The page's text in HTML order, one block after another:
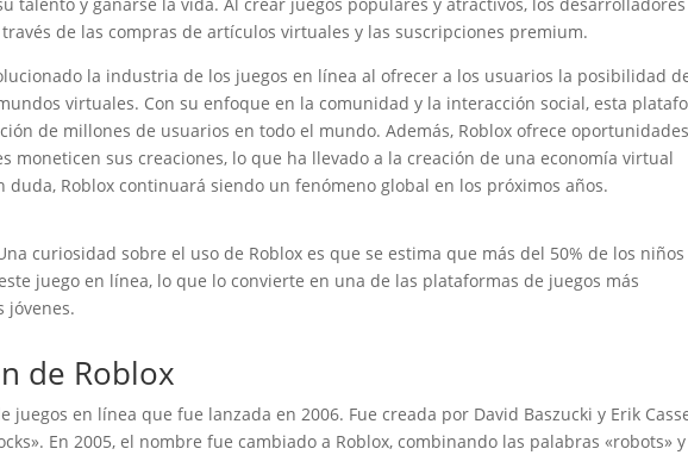
de las compras de artículos virtuales y las suscripciones premium.
la industria de los juegos en línea al ofrecer a los usuarios la posibilidad
virtuales. Con su enfoque en la comunidad y la interacción social, esta
de millones de usuarios en todo el mundo. Además, Roblox ofrece oportunidades
moneticen sus creaciones, lo que ha llevado a la creación de una economía virtual
Roblox continuará siendo un fenómeno global en los próximos años.
curiosidad sobre el uso de Roblox es que se estima que más del 50% de los niños
juego en línea, lo que lo convierte en una de las plataformas de juegos más
jóvenes.
de Roblox
juegos en línea que fue lanzada en 2006. Fue creada por David Baszucki y Erik
En 2005, el nombre fue cambiado a Roblox, combinando las palabras «robots» y